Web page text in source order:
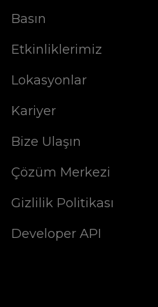
Basın
Etkinliklerimiz
Lokasyonlar
Kariyer
Bize Ulaşın
Çözüm Merkezi
Gizlilik Politikası
Developer API